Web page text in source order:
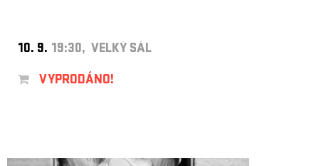
10. 9. 19:30, VELKÝ SÁL
VYPRODÁNO!